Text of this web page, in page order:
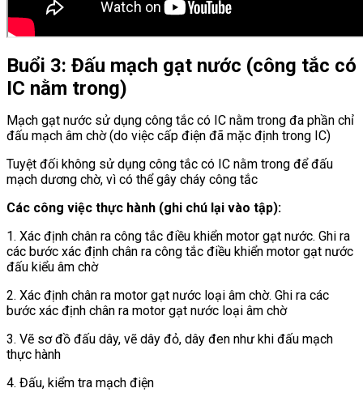
Buổi 3: Đấu mạch gạt nước (công tắc có
IC nằm trong)
Mạch gạt nước sử dụng công tắc có IC nằm trong đa phần chỉ
đấu mạch âm chờ (do việc cấp điện đã mặc định trong IC)
Tuyệt đối không sử dụng công tắc có IC nằm trong để đấu
mạch dương chờ, vì có thể gây cháy công tắc
Các công việc thực hành (ghi chú lại vào tập):
1. Xác định chân ra công tắc điều khiển motor gạt nước. Ghi ra
các bước xác định chân ra công tắc điều khiển motor gạt nước
đấu kiểu âm chờ
2. Xác định chân ra motor gạt nước loại âm chờ. Ghi ra các
bước xác định chân ra motor gạt nước loại âm chờ
3. Vẽ sơ đồ đấu dây, vẽ dây đỏ, dây đen như khi đấu mạch
thực hành
4. Đấu, kiểm tra mạch điện